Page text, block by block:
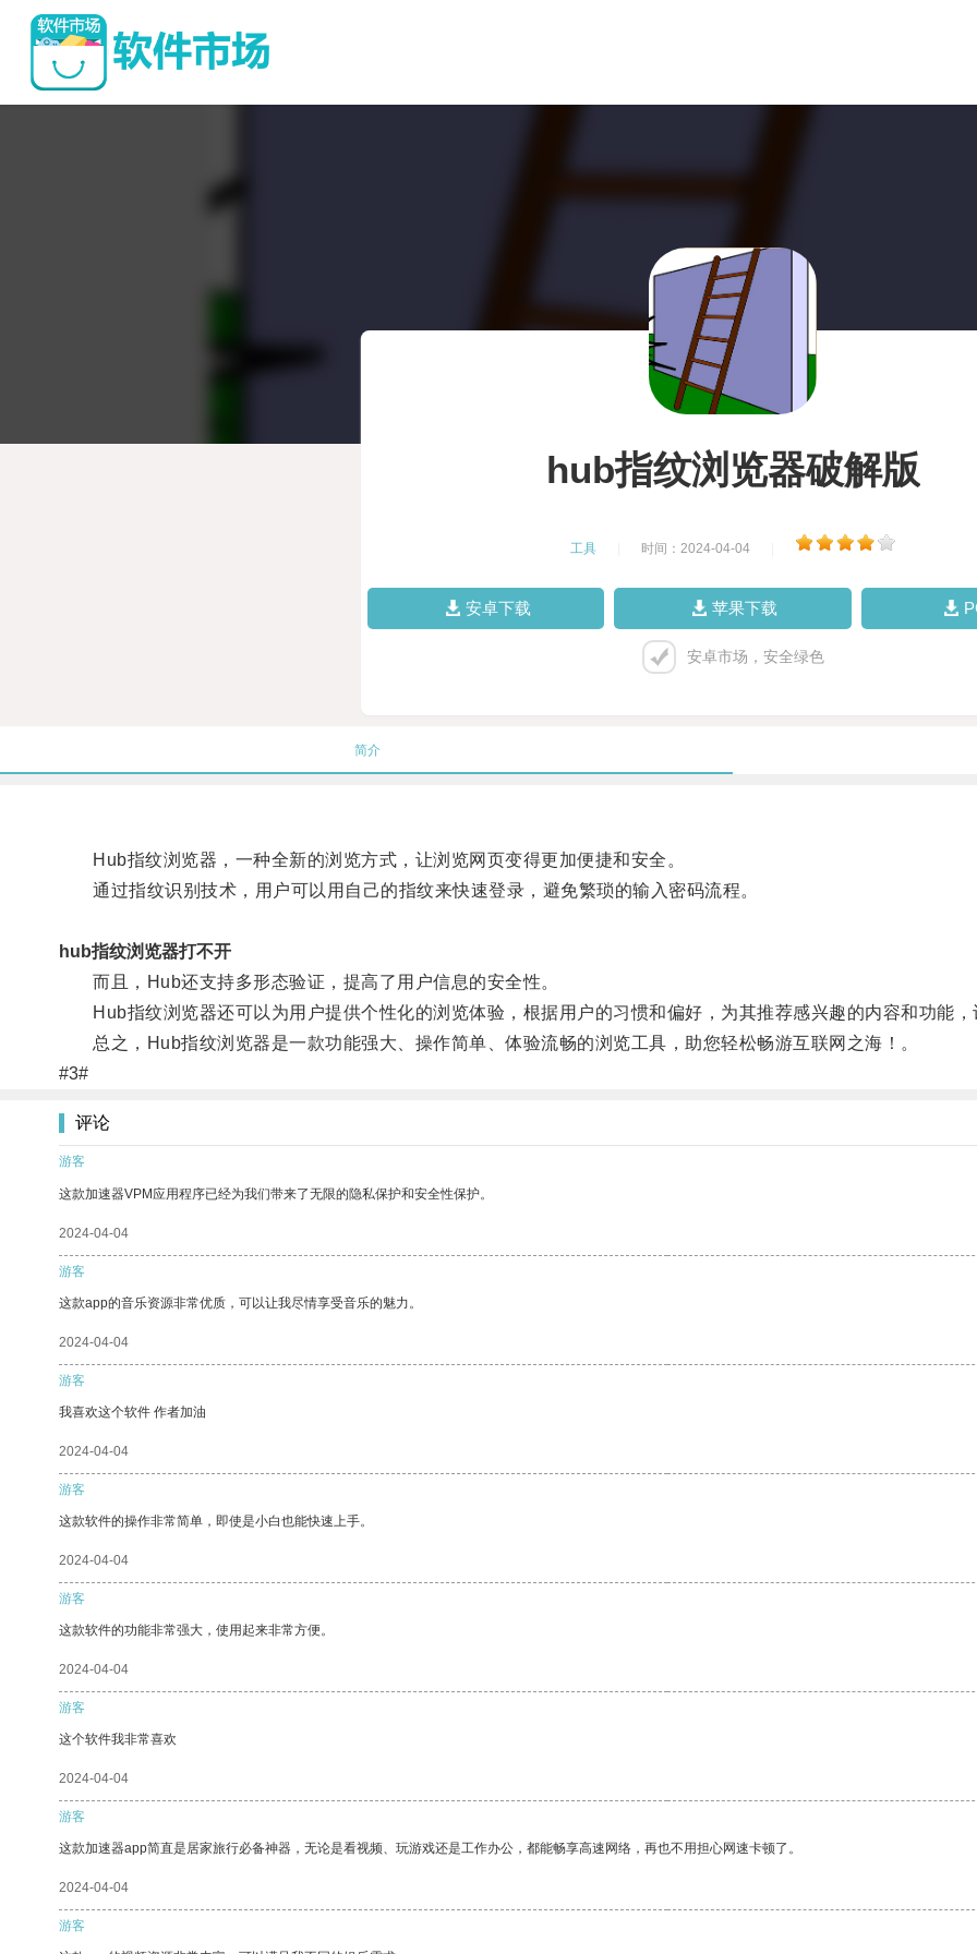
hub指纹浏览器破解版
工具 时间：2024-04-04
安卓下载 苹果下载
安卓市场，安全绿色
简介
Hub指纹浏览器，一种全新的浏览方式，让浏览网页变得更加便捷和安全。
通过指纹识别技术，用户可以用自己的指纹来快速登录，避免繁琐的输入密码流程。
hub指纹浏览器打不开
而且，Hub还支持多形态验证，提高了用户信息的安全性。
Hub指纹浏览器还可以为用户提供个性化的浏览体验，根据用户的习惯和偏好，为其推荐感兴趣的内容和功能，
总之，Hub指纹浏览器是一款功能强大、操作简单、体验流畅的浏览工具，助您轻松畅游互联网之海！。
#3#
评论
游客
这款加速器VPM应用程序已经为我们带来了无限的隐私保护和安全性保护。
2024-04-04
游客
这款app的音乐资源非常优质，可以让我尽情享受音乐的魅力。
2024-04-04
游客
我喜欢这个软件 作者加油
2024-04-04
游客
这款软件的操作非常简单，即使是小白也能快速上手。
2024-04-04
游客
这款软件的功能非常强大，使用起来非常方便。
2024-04-04
游客
这个软件我非常喜欢
2024-04-04
游客
这款加速器app简直是居家旅行必备神器，无论是看视频、玩游戏还是工作办公，都能畅享高速网络，再也不用担心网速卡顿了。
2024-04-04
游客